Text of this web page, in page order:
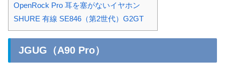
OpenRock Pro 耳を塞がないイヤホン
SHURE 有線 SE846（第2世代）G2GT
JGUG（A90 Pro）